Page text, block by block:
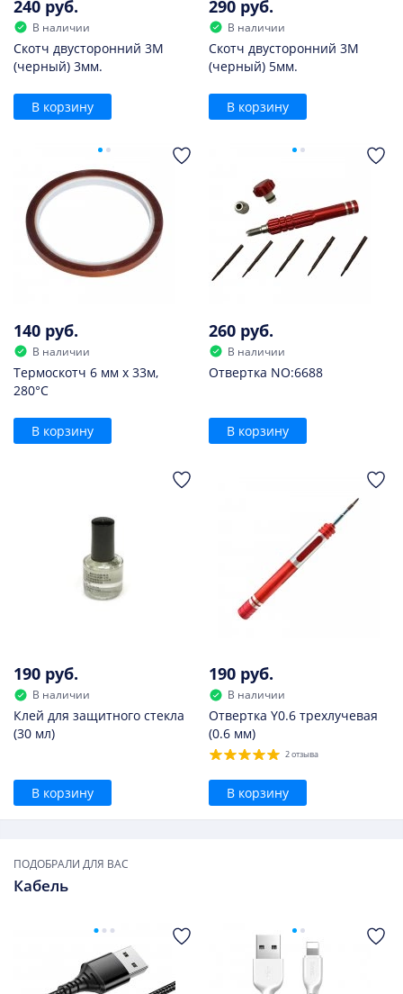
240 руб.
В наличии
Скотч двусторонний 3M
(черный) 3мм.
В корзину
290 руб.
В наличии
Скотч двусторонний 3M
(черный) 5мм.
В корзину
140 руб.
В наличии
Термоскотч 6 мм х 33м,
280°С
В корзину
260 руб.
В наличии
Отвертка NO:6688
В корзину
190 руб.
В наличии
Клей для защитного стекла
(30 мл)
В корзину
190 руб.
В наличии
Отвертка Y0.6 трехлучевая
(0.6 мм)
2 отзыва
В корзину
ПОДОБРАЛИ ДЛЯ ВАС
Кабель